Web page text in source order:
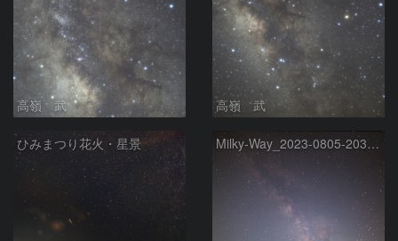
高嶺 武 高嶺 武
ひみまつり花火・星景 Milky-Way_2023-0805-2030-38